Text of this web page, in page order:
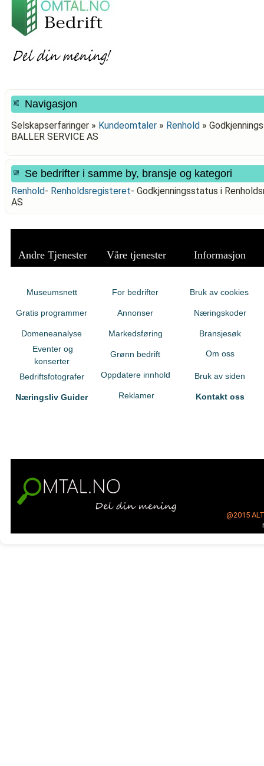
Navigasjon
Selskapserfaringer » Kundeomtaler » Renhold »
BALLER SERVICE AS
Se bedrifter i samme by, bransje og kategori
Renhold- Renholdsregisteret- Godkjenningsstatus i
AS
Andre Tjenester Våre tjenester Informasjon
Museumsnett
Gratis programmer
Domeneanalyse
Eventer og
konserter
Bedriftsfotografer
Næringsliv Guider
For bedrifter
Annonser
Markedsføring
Grønn bedrift
Oppdatere innhold
Reklamer
Bruk av cookies
Næringskoder
Bransjesøk
Om oss
Bruk av siden
Kontakt oss
@2015